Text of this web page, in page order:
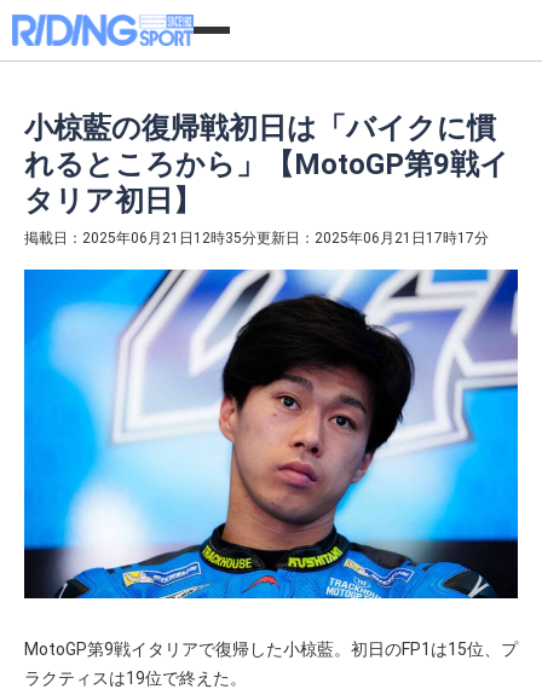
小椋藍の復帰戦初日は「バイクに慣
れるところから」【MotoGP第9戦イ
タリア初日】
掲載日：2025年06月21日12時35分更新日：2025年06月21日17時17分
MotoGP第9戦イタリアで復帰した小椋藍。初日のFP1は15位、プ
ラクティスは19位で終えた。